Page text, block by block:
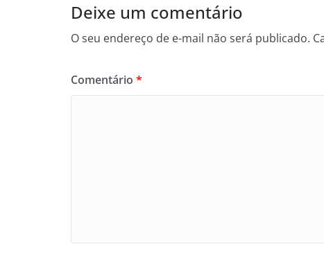
Deixe um comentário
O seu endereço de e-mail não será publicado.
Comentário *